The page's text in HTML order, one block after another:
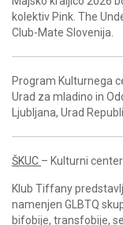
kolektiv Pink. The
Club-Mate Slovenija.
Program Kulturnega
Urad za mladino in
Ljubljana, Urad
ŠKUC – Kulturni
Klub Tiffany
namenjen GLBTQ
bifobije, transfobije,